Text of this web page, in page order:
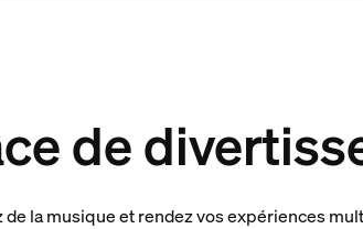
de
de la musique et rendez vos expériences